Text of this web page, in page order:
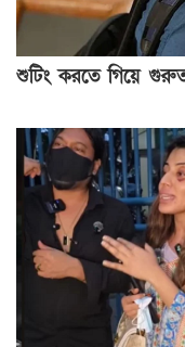
শুটিং করতে গিয়ে